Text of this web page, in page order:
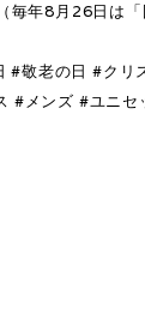
年8月26日は「
敬老の日 #ク
メンズ #ユニ